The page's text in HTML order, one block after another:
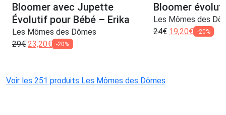
Bloomer avec Jupette
Évolutif pour Bébé – Erika
Les Mômes des Dômes
29€ 23,20€ -20%
Bloomer
Les Mômes des
24€ 19,20€ -20%
Voir les 251 produits Les Mômes des Dômes